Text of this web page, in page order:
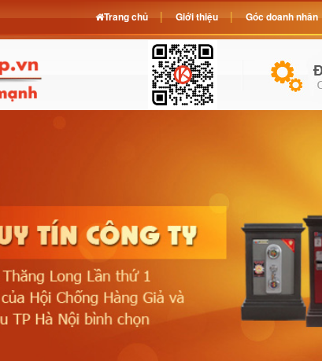
Trang chủ Giới thiệu Góc doanh nhân